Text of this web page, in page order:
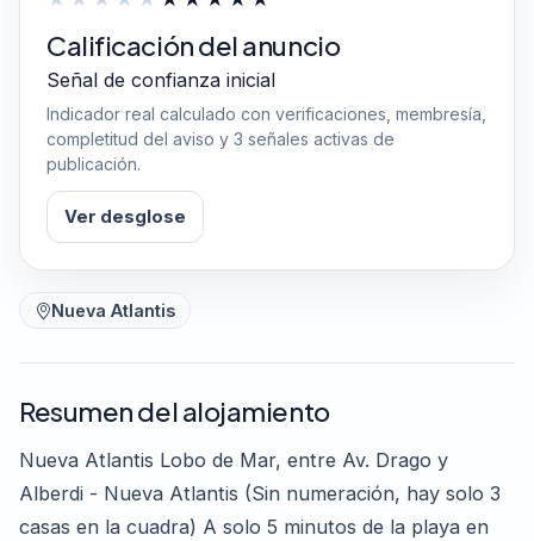
Calificación del anuncio
Señal de confianza inicial
Indicador real calculado con verificaciones, membresía,
completitud del aviso y 3 señales activas de
publicación.
Ver desglose
Nueva Atlantis
Resumen del alojamiento
Nueva Atlantis Lobo de Mar, entre Av. Drago y
Alberdi - Nueva Atlantis (Sin numeración, hay solo 3
casas en la cuadra) A solo 5 minutos de la playa en